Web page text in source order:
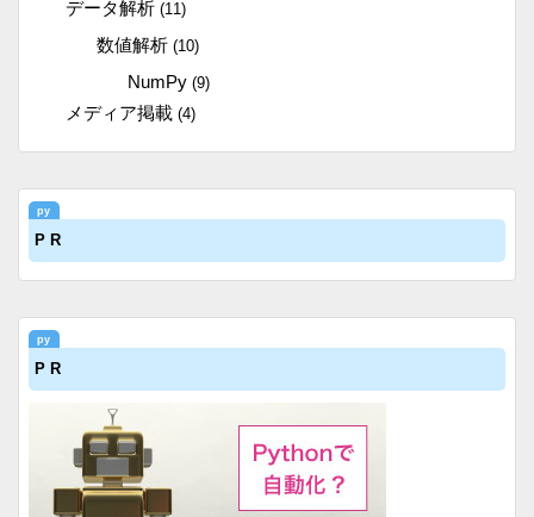
データ解析 (11)
数値解析 (10)
NumPy (9)
メディア掲載 (4)
P R
P R